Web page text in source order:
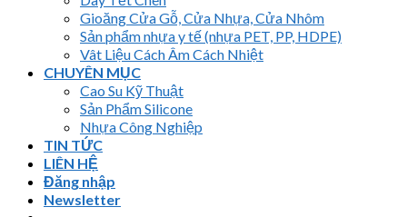
Gioăng Cửa Gỗ, Cửa Nhựa, Cửa Nhôm
Sản phẩm nhựa y tế (nhựa PET, PP, HDPE)
Vât Liệu Cách Âm Cách Nhiệt
CHUYÊN MỤC
Cao Su Kỹ Thuật
Sản Phẩm Silicone
Nhựa Công Nghiệp
TIN TỨC
LIÊN HỆ
Đăng nhập
Newsletter